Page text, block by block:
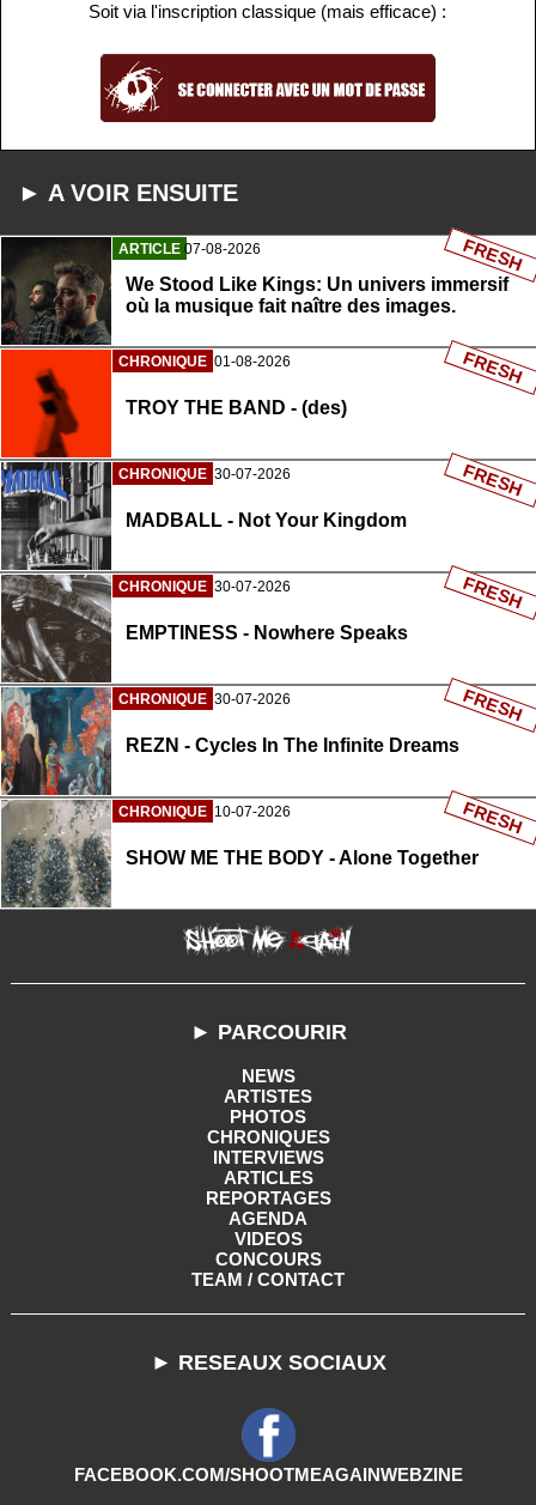
Soit via l'inscription classique (mais efficace) :
► A VOIR ENSUITE
ARTICLE 07-08-2026
We Stood Like Kings: Un univers immersif
où la musique fait naître des images.
FRESH
CHRONIQUE 01-08-2026
TROY THE BAND - (des)
FRESH
CHRONIQUE 30-07-2026
MADBALL - Not Your Kingdom
FRESH
CHRONIQUE 30-07-2026
EMPTINESS - Nowhere Speaks
FRESH
CHRONIQUE 30-07-2026
REZN - Cycles In The Infinite Dreams
FRESH
CHRONIQUE 10-07-2026
SHOW ME THE BODY - Alone Together
FRESH
► PARCOURIR
NEWS
ARTISTES
PHOTOS
CHRONIQUES
INTERVIEWS
ARTICLES
REPORTAGES
AGENDA
VIDEOS
CONCOURS
TEAM / CONTACT
► RESEAUX SOCIAUX
FACEBOOK.COM/SHOOTMEAGAINWEBZINE